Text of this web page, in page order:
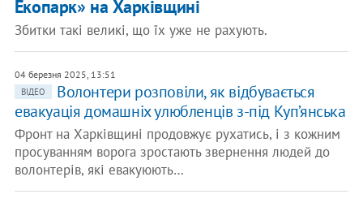
Екопарк» на Харківщині
Збитки такі великі, що їх уже не рахують.
04 березня 2025, 13:51
ВІДЕО
Волонтери розповіли, як відбувається
евакуація домашніх улюбленців з-під Куп’янська
Фронт на Харківщині продовжує рухатись, і з кожним
просуванням ворога зростають звернення людей до
волонтерів, які евакуюють…